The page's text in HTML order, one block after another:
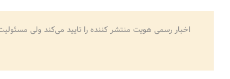
اخبار رسمی هویت منتشر کننده را تایید می‌کند ولی